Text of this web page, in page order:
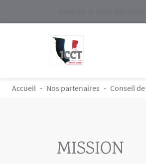
Aller au contenu principal
Logo
FIL D'ARIANE
Accueil Nos partenaires Conseil
MISSION